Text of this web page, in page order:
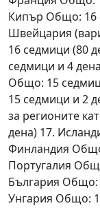
Кипър Общо: 16
Швейцария
16 седмици (80
седмици и 4
Общо: 15
15 седмици и 2
за регионите
дена) 17.
Финландия
Португалия
България Общо:
Унгария Общо: